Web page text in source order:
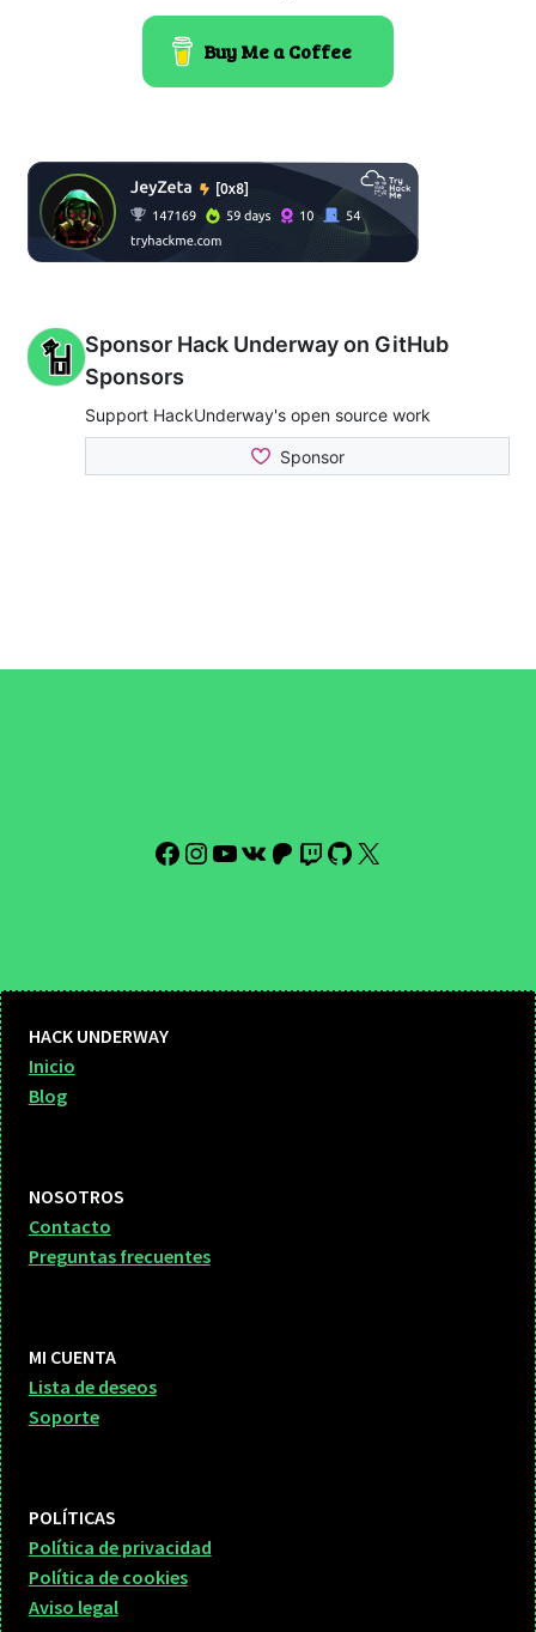
Buy Me a Coffee
Facebook
Instagram
YouTube
VKPatreon
Twitch
GitHub
X
HACK UNDERWAY
Inicio
Blog
NOSOTROS
Contacto
Preguntas frecuentes
MI CUENTA
Lista de deseos
Soporte
POLÍTICAS
Política de privacidad
Política de cookies
Aviso legal